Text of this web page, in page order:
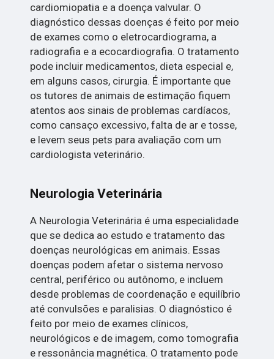
cardiomiopatia e a doença valvular. O
diagnóstico dessas doenças é feito por meio
de exames como o eletrocardiograma, a
radiografia e a ecocardiografia. O tratamento
pode incluir medicamentos, dieta especial e,
em alguns casos, cirurgia. É importante que
os tutores de animais de estimação fiquem
atentos aos sinais de problemas cardíacos,
como cansaço excessivo, falta de ar e tosse,
e levem seus pets para avaliação com um
cardiologista veterinário.
Neurologia Veterinária
A Neurologia Veterinária é uma especialidade
que se dedica ao estudo e tratamento das
doenças neurológicas em animais. Essas
doenças podem afetar o sistema nervoso
central, periférico ou autônomo, e incluem
desde problemas de coordenação e equilíbrio
até convulsões e paralisias. O diagnóstico é
feito por meio de exames clínicos,
neurológicos e de imagem, como tomografia
e ressonância magnética. O tratamento pode